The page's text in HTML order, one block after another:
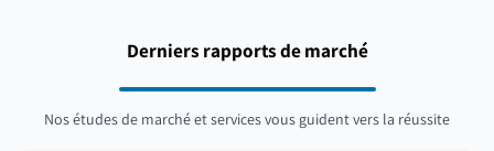
Derniers rapports de marché
Nos études de marché et services vous guident vers la réussite